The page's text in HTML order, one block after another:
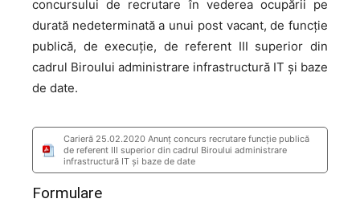
concursului de recrutare în vederea ocupării pe
durată nedeterminată a unui post vacant, de funcţie
publică, de execuţie, de referent III superior din
cadrul Biroului administrare infrastructură IT şi baze
de date.
Carieră 25.02.2020 Anunţ concurs recrutare funcţie publică
de referent III superior din cadrul Biroului administrare
infrastructură IT şi baze de date
Formulare